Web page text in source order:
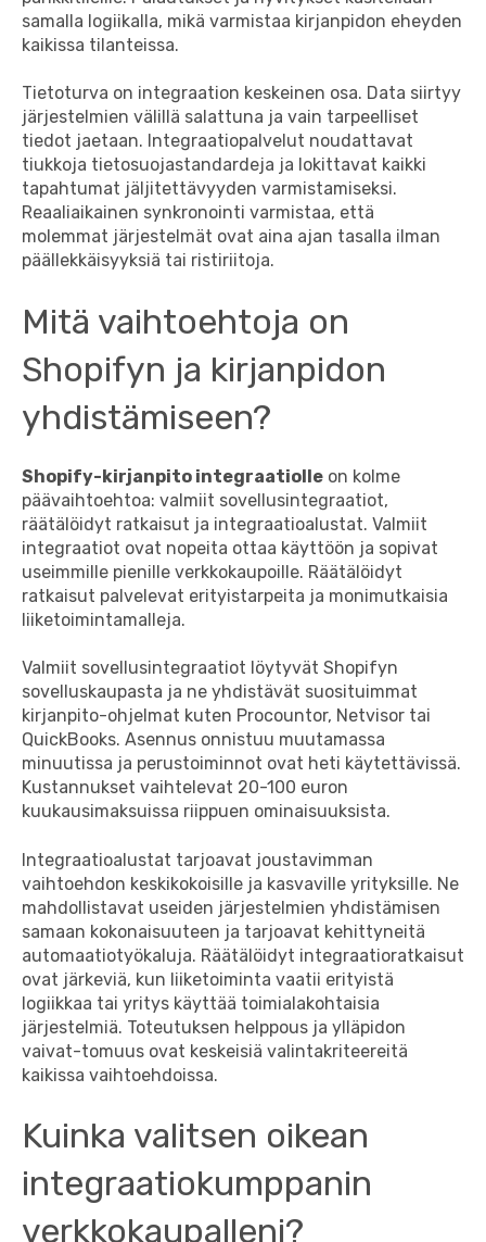
samalla logiikalla, mikä varmistaa kirjanpidon eheyden
kaikissa tilanteissa.
Tietoturva on integraation keskeinen osa. Data siirtyy
järjestelmien välillä salattuna ja vain tarpeelliset
tiedot jaetaan. Integraatiopalvelut noudattavat
tiukkoja tietosuojastandardeja ja lokittavat kaikki
tapahtumat jäljitettävyyden varmistamiseksi.
Reaaliaikainen synkronointi varmistaa, että
molemmat järjestelmät ovat aina ajan tasalla ilman
päällekkäisyyksiä tai ristiriitoja.
Mitä vaihtoehtoja on
Shopifyn ja kirjanpidon
yhdistämiseen?
Shopify-kirjanpito integraatiolle on kolme
päävaihtoehtoa: valmiit sovellusintegraatiot,
räätälöidyt ratkaisut ja integraatioalustat. Valmiit
integraatiot ovat nopeita ottaa käyttöön ja sopivat
useimmille pienille verkkokaupoille. Räätälöidyt
ratkaisut palvelevat erityistarpeita ja monimutkaisia
liiketoimintamalleja.
Valmiit sovellusintegraatiot löytyvät Shopifyn
sovelluskaupasta ja ne yhdistävät suosituimmat
kirjanpito-ohjelmat kuten Procountor, Netvisor tai
QuickBooks. Asennus onnistuu muutamassa
minuutissa ja perustoiminnot ovat heti käytettävissä.
Kustannukset vaihtelevat 20-100 euron
kuukausimaksuissa riippuen ominaisuuksista.
Integraatioalustat tarjoavat joustavimman
vaihtoehdon keskikokoisille ja kasvaville yrityksille. Ne
mahdollistavat useiden järjestelmien yhdistämisen
samaan kokonaisuuteen ja tarjoavat kehittyneitä
automaatiotyökaluja. Räätälöidyt integraatioratkaisut
ovat järkeviä, kun liiketoiminta vaatii erityistä
logiikkaa tai yritys käyttää toimialakohtaisia
järjestelmiä. Toteutuksen helppous ja ylläpidon
vaivat-tomuus ovat keskeisiä valintakriteereitä
kaikissa vaihtoehdoissa.
Kuinka valitsen oikean
integraatiokumppanin
verkkokaupalleni?